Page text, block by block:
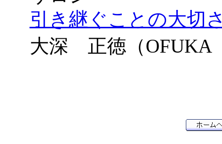
引き継ぐことの大切
大深 正徳（OFUKA